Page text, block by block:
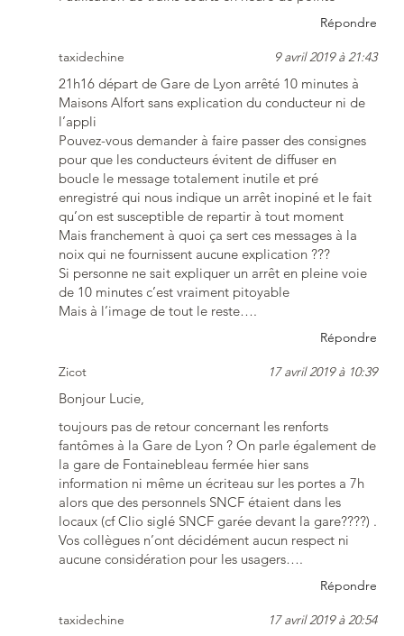
Répondre
taxidechine 9 avril 2019 à 21:43
21h16 départ de Gare de Lyon arrêté 10 minutes à
Maisons Alfort sans explication du conducteur ni de
l’appli
Pouvez-vous demander à faire passer des consignes
pour que les conducteurs évitent de diffuser en
boucle le message totalement inutile et pré
enregistré qui nous indique un arrêt inopiné et le fait
qu’on est susceptible de repartir à tout moment
Mais franchement à quoi ça sert ces messages à la
noix qui ne fournissent aucune explication ???
Si personne ne sait expliquer un arrêt en pleine voie
de 10 minutes c’est vraiment pitoyable
Mais à l’image de tout le reste….
Répondre
Zicot 17 avril 2019 à 10:39
Bonjour Lucie,
toujours pas de retour concernant les renforts
fantômes à la Gare de Lyon ? On parle également de
la gare de Fontainebleau fermée hier sans
information ni même un écriteau sur les portes a 7h
alors que des personnels SNCF étaient dans les
locaux (cf Clio siglé SNCF garée devant la gare????) .
Vos collègues n’ont décidément aucun respect ni
aucune considération pour les usagers….
Répondre
taxidechine 17 avril 2019 à 20:54